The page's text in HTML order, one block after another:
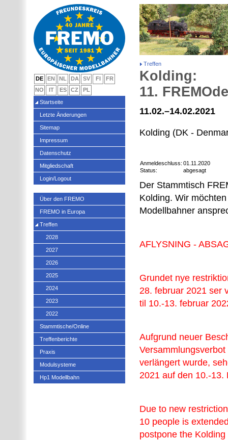
Treffen
Kolding:
11.
11.02.–14.02.2021
Kolding (DK -
Anmeldeschluss: 01.11.2020
Status:
abgesagt
Der Stammtisch
Kolding. Wir
Modellbahner
AFLYSNING -
Grundet nye
28. februar 2021 ser
til 10.-13. februar
Aufgrund neuer
verlängert wurde,
2021 auf den 10.-13.
Due to new
10 people is
postpone the
DE EN NL DA SV FI
FR
NO
IT ES CZ
PL
Startseite
Letzte Änderungen
Sitemap
Impressum
Datenschutz
Mitgliedschaft
Login/Logout
Über den FREMO
FREMO in Europa
Treffen
2028
2027
2026
2025
2024
2023
2022
Stammtische/Online
Treffenberichte
Praxis
Modulsysteme
Hp1 Modellbahn